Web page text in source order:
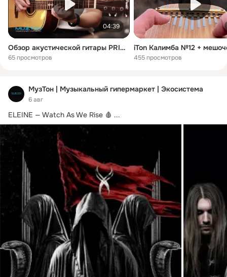
04:39
Обзор акустической гитары PRIMA MAG205
65 просмотров 455 просмотров
МузТон | Музыкальный гипермаркет | Экосистема
6 авг
ELEINE — Watch As We Rise 🩸 ...